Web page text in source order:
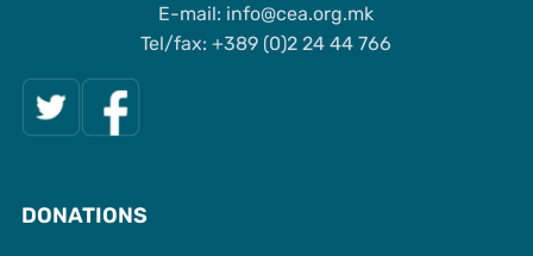
Е-mail: info@cea.org.mk
Tel/fax: +389 (0)2 24 44 766
DONATIONS